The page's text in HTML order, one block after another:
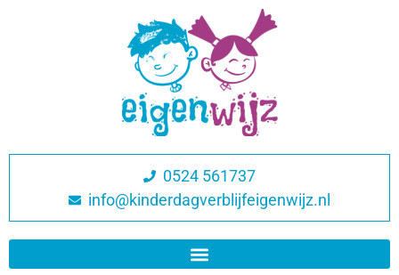
0524 561737
info@kinderdagverblijfeigenwijz.nl